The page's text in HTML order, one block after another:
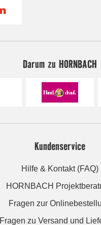
Darum zu HORNBACH
Kundenservice
Hilfe & Kontakt (FAQ)
HORNBACH
Fragen zur
Fragen zu Versand und